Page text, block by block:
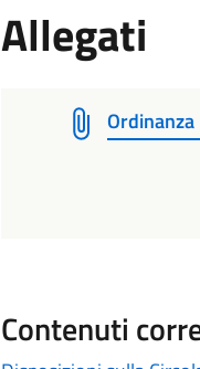
Allegati
Contenuti